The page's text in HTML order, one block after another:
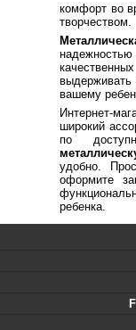
комфорт во
творчеством.
надежностью
выдерживать
вашему
Интернет-
широкий
по
удобно.
оформите
ребенка.